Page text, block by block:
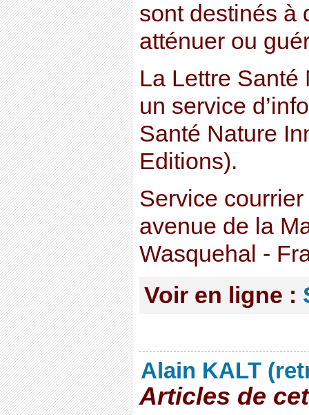
sont destinés à
atténuer ou
La Lettre Santé
un service
Santé Nature
Editions).
Service
avenue de la
Wasquehal -
Voir en ligne :
Alain KALT
Articles de